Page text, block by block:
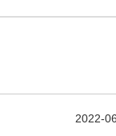
2022-